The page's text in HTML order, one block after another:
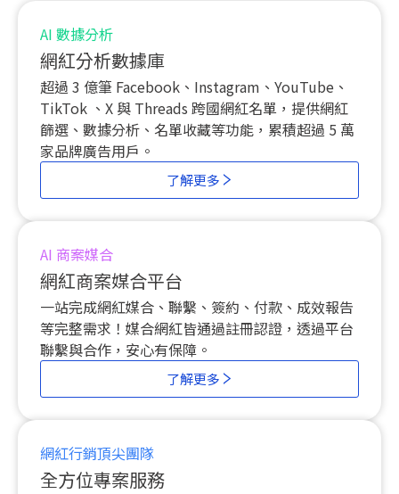
AI 數據分析
網紅分析數據庫
超過 3 億筆 Facebook、Instagram、YouTube、
TikTok 、 X 與 Threads 跨國網紅名單，提供網紅
篩選、數據分析、名單收藏等功能，累積超過 5 萬
家品牌廣告用戶。
了解更多
AI 商案媒合
網紅商案媒合平台
一站完成網紅媒合、聯繫、簽約、付款、成效報告
等完整需求！媒合網紅皆通過註冊認證，透過平台
聯繫與合作，安心有保障。
了解更多
網紅行銷頂尖團隊
全方位專案服務